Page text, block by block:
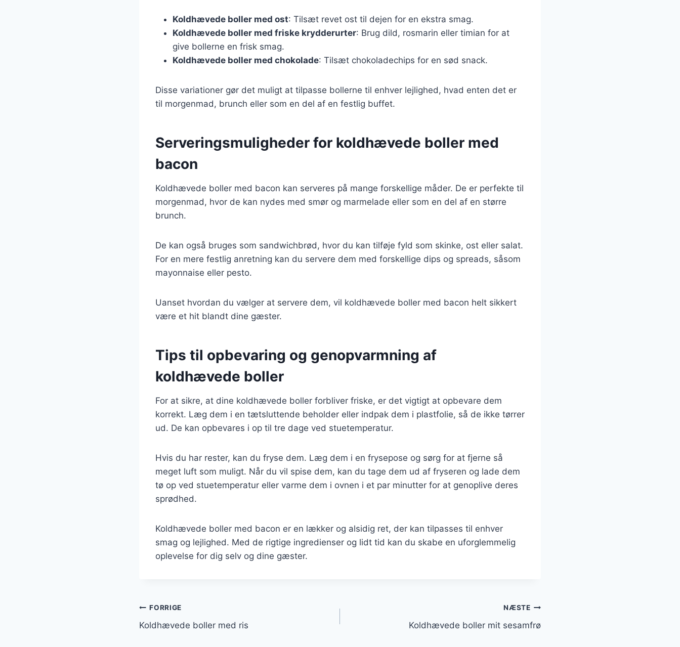
Koldhævede boller med ost: Tilsæt revet ost til dejen for en ekstra smag.
Koldhævede boller med friske krydderurter: Brug dild, rosmarin eller timian for at
give bollerne en frisk smag.
Koldhævede boller med chokolade: Tilsæt chokoladechips for en sød snack.
Disse variationer gør det muligt at tilpasse bollerne til enhver lejlighed, hvad enten det er
til morgenmad, brunch eller som en del af en festlig buffet.
Serveringsmuligheder for koldhævede boller med
bacon
Koldhævede boller med bacon kan serveres på mange forskellige måder. De er perfekte til
morgenmad, hvor de kan nydes med smør og marmelade eller som en del af en større
brunch.
De kan også bruges som sandwichbrød, hvor du kan tilføje fyld som skinke, ost eller salat.
For en mere festlig anretning kan du servere dem med forskellige dips og spreads, såsom
mayonnaise eller pesto.
Uanset hvordan du vælger at servere dem, vil koldhævede boller med bacon helt sikkert
være et hit blandt dine gæster.
Tips til opbevaring og genopvarmning af
koldhævede boller
For at sikre, at dine koldhævede boller forbliver friske, er det vigtigt at opbevare dem
korrekt. Læg dem i en tætsluttende beholder eller indpak dem i plastfolie, så de ikke tørrer
ud. De kan opbevares i op til tre dage ved stuetemperatur.
Hvis du har rester, kan du fryse dem. Læg dem i en frysepose og sørg for at fjerne så
meget luft som muligt. Når du vil spise dem, kan du tage dem ud af fryseren og lade dem
tø op ved stuetemperatur eller varme dem i ovnen i et par minutter for at genoplive deres
sprødhed.
Koldhævede boller med bacon er en lækker og alsidig ret, der kan tilpasses til enhver
smag og lejlighed. Med de rigtige ingredienser og lidt tid kan du skabe en uforglemmelig
oplevelse for dig selv og dine gæster.
Indlægsnavigation
FORRIGE
Koldhævede boller med ris
NÆSTE
Koldhævede boller mit sesamfrø